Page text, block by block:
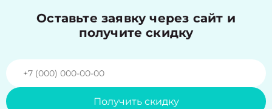
Оставьте заявку через сайт и
получите скидку
Получить скидку